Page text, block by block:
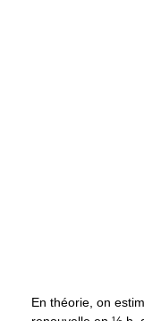
En théorie, on